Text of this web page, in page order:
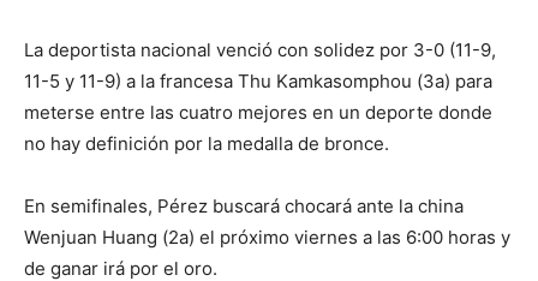
La deportista nacional venció con solidez por 3-0 (11-9,
11-5 y 11-9) a la francesa Thu Kamkasomphou (3a) para
meterse entre las cuatro mejores en un deporte donde
no hay definición por la medalla de bronce.
En semifinales, Pérez buscará chocará ante la china
Wenjuan Huang (2a) el próximo viernes a las 6:00 horas y
de ganar irá por el oro.